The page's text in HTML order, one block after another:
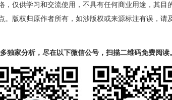
，仅供学习和交流使用，不具有任何商业用途，其目
。版权归原作者所有，如涉版权或来源标注有误，请
独家分析，尽在以下微信公号，扫描二维码免费阅读